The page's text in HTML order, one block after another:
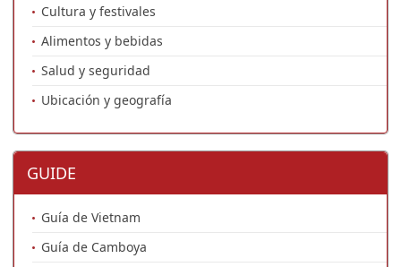
Cultura y festivales
Alimentos y bebidas
Salud y seguridad
Ubicación y geografía
GUIDE
Guía de Vietnam
Guía de Camboya